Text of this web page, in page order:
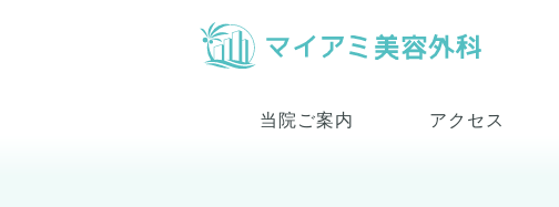
当院ご案内 アクセス